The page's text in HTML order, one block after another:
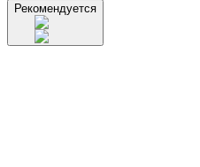
СКРЫТЬ
Рекомендуется